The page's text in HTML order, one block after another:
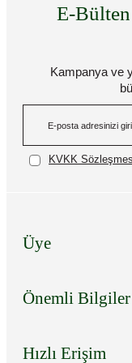
E-
Kampanya ve
KVKK
Üye
Önemli Bilgiler
Hızlı Erişim